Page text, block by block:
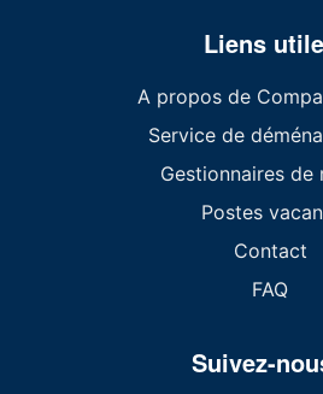
Liens
A propos de
Service de
Gestionnaires de
Postes
Contact
FAQ
Suivez-